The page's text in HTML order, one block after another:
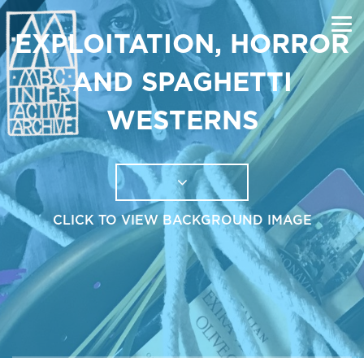
EXPLOITATION, HORROR
AND SPAGHETTI
WESTERNS
CLICK TO VIEW BACKGROUND IMAGE